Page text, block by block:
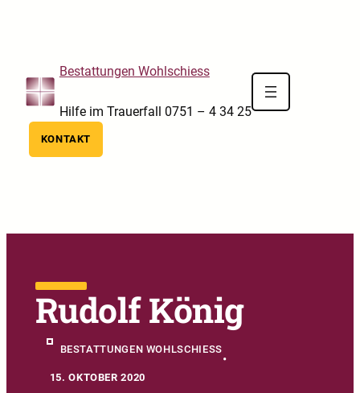
Bestattungen Wohlschiess
Hilfe im Trauerfall 0751 – 4 34 25
KONTAKT
Rudolf König
BESTATTUNGEN WOHLSCHIESS
•
15. OKTOBER 2020